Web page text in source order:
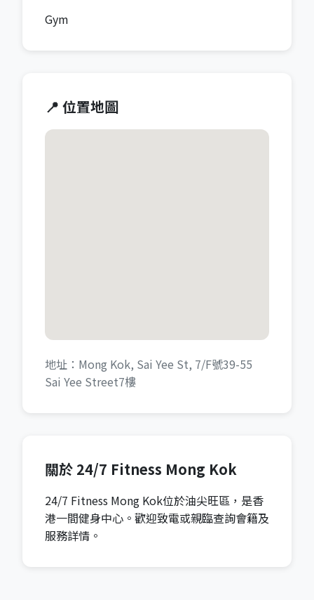
Gym
📍 位置地圖
地址：Mong Kok, Sai Yee St, 7/F號39-55
Sai Yee Street7樓
關於 24/7 Fitness Mong Kok
24/7 Fitness Mong Kok位於油尖旺區，是香
港一間健身中心。歡迎致電或親臨查詢會籍及
服務詳情。